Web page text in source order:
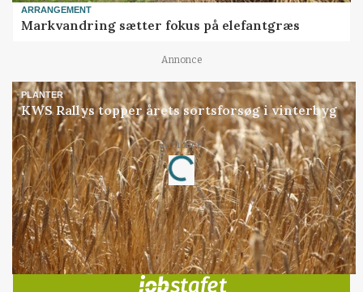
ARRANGEMENT
Markvandring sætter fokus på elefantgræs
Annonce
PLANTER
KWS Rallys topper årets sortsforsøg i vinterbyg
Annonce
Loading...
Jobs
i samarbejde med